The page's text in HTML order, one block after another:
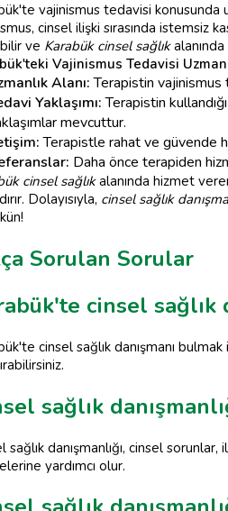
vajinismus tedavisi konusunda
cinsel ilişki sırasında istemsiz
ve Karabük cinsel sağlıkalanında
Vajinismus Tedavisi
Alanı:Terapistin vajinismus
Yaklaşımı:Terapistin
mevcuttur.
Terapistle rahat ve güvende
Daha önce terapiden
cinsel sağlıkalanında hizmet
Dolayısıyla, cinsel sağlık
Sorulan Sorular
cinsel sağlık
cinsel sağlık danışmanı
sağlık
sağlık danışmanlığı, cinsel
yardımcı olur.